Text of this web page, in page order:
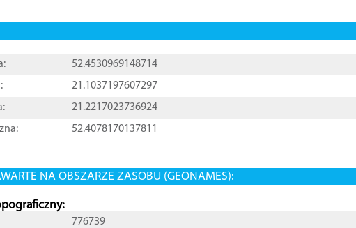
52.4530969148714
21.1037197607297
21.2217023736924
52.4078170137811
NA OBSZARZE ZASOBU (GEONAMES):
776739